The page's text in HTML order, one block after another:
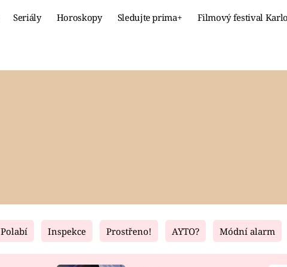
Seriály Horoskopy Sledujte prima+ Filmový festival
Fresh Living
Polabí Inspekce Prostřeno! AYTO? Módní alarm